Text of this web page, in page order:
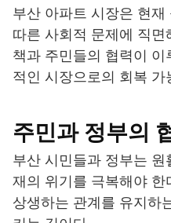
부산 아파트 시장은 현
따른 사회적 문제에 직
책과 주민들의 협력이
적인 시장으로의 회복
주민과 정부의
부산 시민들과 정부는
재의 위기를 극복해야
상생하는 관계를 유지하